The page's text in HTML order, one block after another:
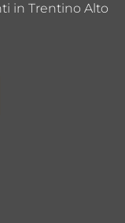
in Trentino Alto